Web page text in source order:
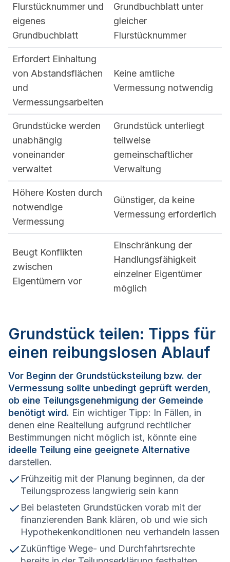
Flurstücknummer und
eigenes
Grundbuchblatt
Grundbuchblatt unter
gleicher
Flurstücknummer
Erfordert Einhaltung
von Abstandsflächen
und
Vermessungsarbeiten
Keine amtliche
Vermessung notwendig
Grundstücke werden
unabhängig
voneinander
verwaltet
Grundstück unterliegt
teilweise
gemeinschaftlicher
Verwaltung
Höhere Kosten durch
notwendige
Vermessung
Günstiger, da keine
Vermessung erforderlich
Beugt Konflikten
zwischen
Eigentümern vor
Einschränkung der
Handlungsfähigkeit
einzelner Eigentümer
möglich
Grundstück teilen: Tipps für
einen reibungslosen Ablauf
Vor Beginn der Grundstücksteilung bzw. der
Vermessung sollte unbedingt geprüft werden,
ob eine Teilungsgenehmigung der Gemeinde
benötigt wird. Ein wichtiger Tipp: In Fällen, in
denen eine Realteilung aufgrund rechtlicher
Bestimmungen nicht möglich ist, könnte eine
ideelle Teilung eine geeignete Alternative
darstellen.
Frühzeitig mit der Planung beginnen, da der
Teilungsprozess langwierig sein kann
Bei belasteten Grundstücken vorab mit der
finanzierenden Bank klären, ob und wie sich
Hypothekenkonditionen neu verhandeln lassen
Zukünftige Wege- und Durchfahrtsrechte